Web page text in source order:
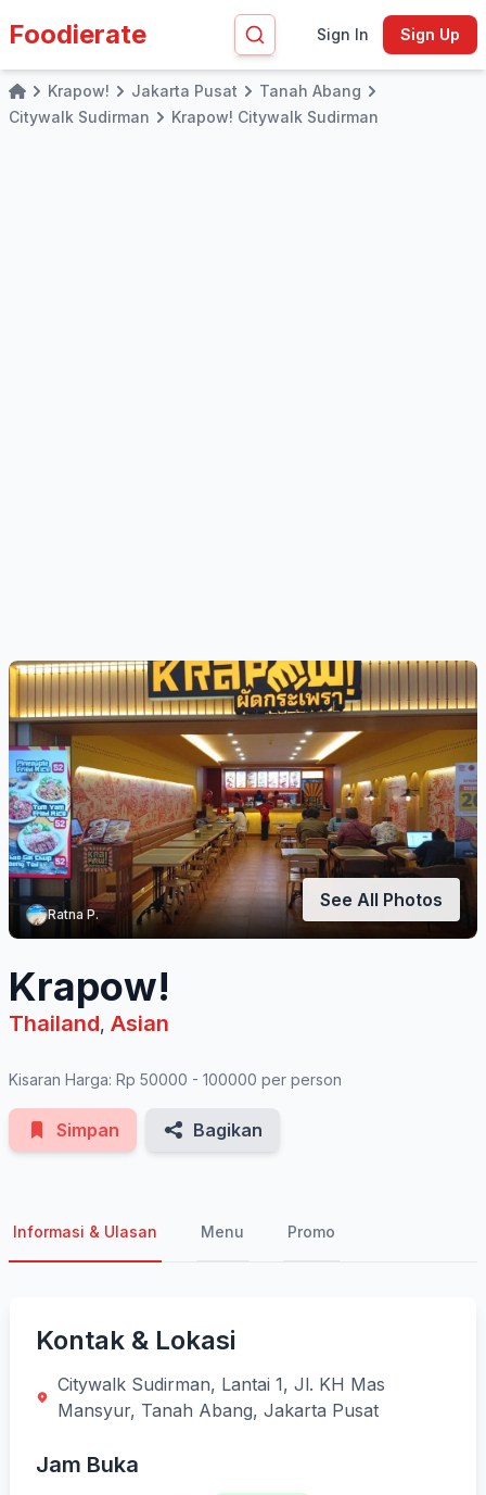
Foodierate Sign In Sign Up
HomeKrapow! Jakarta Pusat
Tanah Abang
Citywalk Sudirman
Krapow! Citywalk Sudirman
Ratna P.
See All Photos
Krapow!
Thailand, Asian
Kisaran Harga: Rp 50000 - 100000 per person
Simpan Bagikan
Informasi & Ulasan Menu Promo
Kontak & Lokasi
Citywalk Sudirman, Lantai 1, Jl. KH Mas
Mansyur, Tanah Abang, Jakarta Pusat
Jam Buka